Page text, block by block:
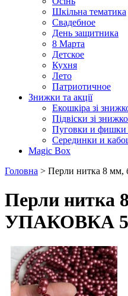
Шкільна тематика
Свадебное
День защитника
8 Марта
Детское
Кухня
Лето
Патриотичное
Знижки та акції
Екошкіра зі
Підвіски зі
Пуговки и фишки
Серединки и
Magic Box
Головна > Перли нитка 8
Перли нитка
УПАКОВКА